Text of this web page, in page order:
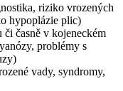
riziko vrozených
hypoplázie plic)
či časně v kojeneckém
problémy s
vady, syndromy,